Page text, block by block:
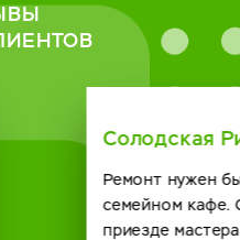
автомату в нашем
с сервисным центром о
Справился он с